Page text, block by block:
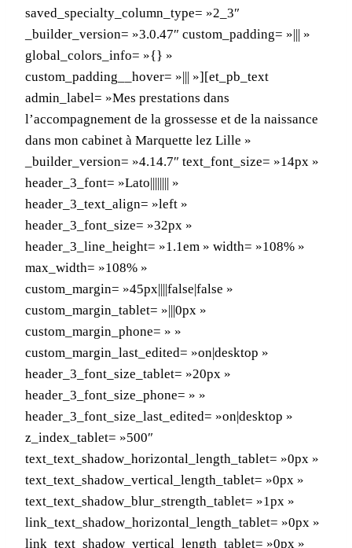
saved_specialty_column_type= »2_3″
_builder_version= »3.0.47″ custom_padding= »||| »
global_colors_info= »{} »
custom_padding__hover= »||| »][et_pb_text
admin_label= »Mes prestations dans
l’accompagnement de la grossesse et de la naissance
dans mon cabinet à Marquette lez Lille »
_builder_version= »4.14.7″ text_font_size= »14px »
header_3_font= »Lato|||||||| »
header_3_text_align= »left »
header_3_font_size= »32px »
header_3_line_height= »1.1em » width= »108% »
max_width= »108% »
custom_margin= »45px||||false|false »
custom_margin_tablet= »|||0px »
custom_margin_phone= » »
custom_margin_last_edited= »on|desktop »
header_3_font_size_tablet= »20px »
header_3_font_size_phone= » »
header_3_font_size_last_edited= »on|desktop »
z_index_tablet= »500″
text_text_shadow_horizontal_length_tablet= »0px »
text_text_shadow_vertical_length_tablet= »0px »
text_text_shadow_blur_strength_tablet= »1px »
link_text_shadow_horizontal_length_tablet= »0px »
link_text_shadow_vertical_length_tablet= »0px »